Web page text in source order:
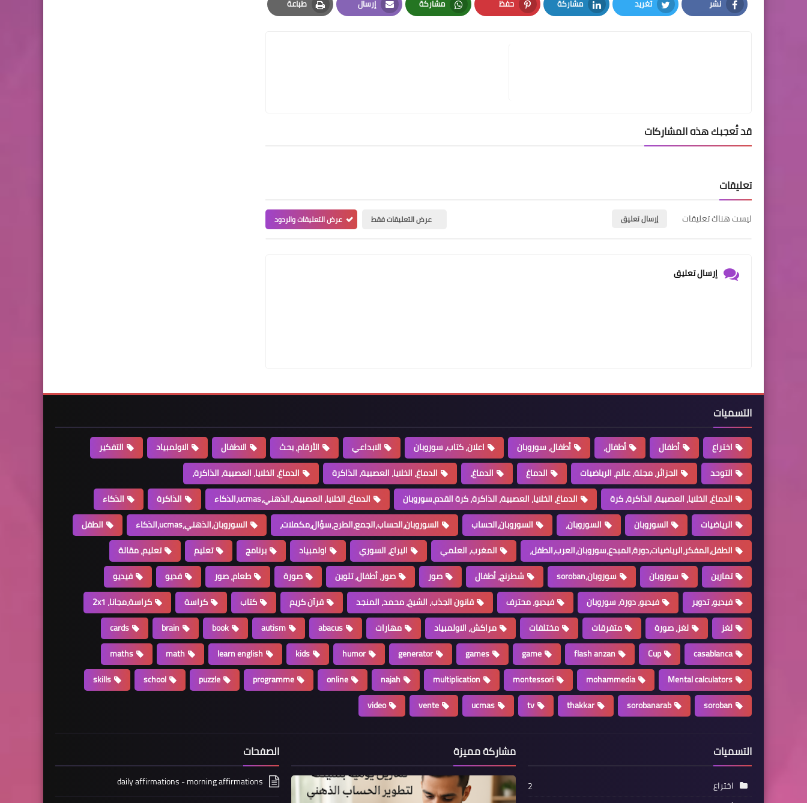
نشر
Facebook
تغريد
Twitter
مشاركة
LinkedIn
حفظ
Pinterest
مشاركة
Whatsapp
إرسال
Email
طباعة
Print
قد تُعجبك هذه المشاركات
تعليقات
ليست هناك تعليقات إرسال تعليق عرض التعليقات فقط عرض التعليقات والردود
إرسال تعليق
التسميات
اختراع أطفال أطفال، أطفال، سوروبان اعلان، كتاب، سوروبان الابداعي الأرقام، بحث الاطفال الاولمبياد
التفكير
التوحد
الجزائر، مجلة، عالم، الرياضيات الدماغ الدماغ، الدماغ، الخلايا، العصبية، الذاكرة
الدماغ، الخلايا، العصبية، الذاكرة،
الدماغ، الخلايا، العصبية، الذاكرة، كرة
الدماغ، الخلايا، العصبية، الذاكرة، كرة القدم،سوروبان الدماغ، الخلايا، العصبية،،الذهني،ucmas،الذكاء الذاكرة
الذكاء
الرياضيات
السوروبان السوروبان، السوروبان،الحساب السوروبان،الحساب،الجمع،الطرح،سؤال،مكملات، السوروبان،الذهني،ucmas،الذكاء
الطفل
الطفل،المفكر،الرياضيات،دورة،المبدع،سوروبان،العرب،الطفل،
المغرب، العلمي اليراع، السوري اولمبياد برنامج تعليم
تعليم، مقالة
تمارين
سوروبان سوروبان،soroban شطرنج، أطفال صور صور، أطفال، تلوين صورة طعام، صور فديو
فيديو
فيديو، تدوير
فيديو، دورة، سوروبان فيديو، محترف قانون الجذب، الشيخ، محمد، المنجد قرآن كريم كتاب كراسة
كراسة،مجانا، 2x1
لغز
لغز، صورة متفرقات مختلفات مراكش، الاولمبياد مهارات abacus
autism
book
brain
cards
casablanca
Cup
flash anzan
game
games
generator
humor
kids
learn english
math
maths
Mental calculators
mohammedia
montessori
multiplication
najah
online
programme
puzzle
school
skills
soroban
sorobanarab
thakkar
tv
ucmas
vente
video
التسميات
اختراع
2
مشاركة مميزة الصفحات
daily affirmations - morning affirmations